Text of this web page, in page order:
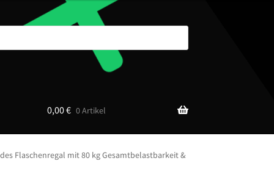
0,00€ 0 Artikel
Flaschenregal mit 80 kg Gesamtbelastbarkeit &